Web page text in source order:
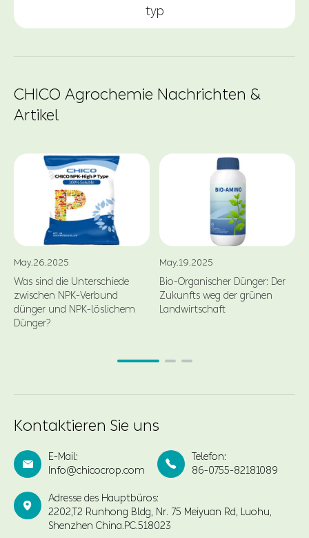
typ
CHICO Agrochemie Nachrichten &
Artikel
May.26.2025
Was sind die Unterschiede
zwischen NPK-Verbund
dünger und NPK-löslichem
Dünger?
May.19.2025
Bio-Organischer Dünger: Der
Zukunfts weg der grünen
Landwirtschaft
Kontaktieren Sie uns

E-Mail:
Info@chicocrop.com

Telefon:
86-0755-82181089

Adresse des Hauptbüros:
2202,T2 Runhong Bldg, Nr. 75 Meiyuan Rd, Luohu,
Shenzhen China.PC.518023